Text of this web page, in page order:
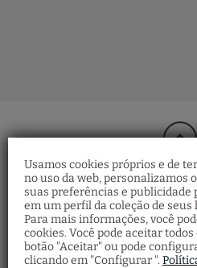
Usamos cookies próprios e de
no uso da web, personalizamos
suas preferências e publicidade
em um perfil da coleção de seus
Para mais informações, você
cookies. Você pode aceitar
botão "Aceitar" ou pode
clicando em "Configurar ".
CLIPHOTEL